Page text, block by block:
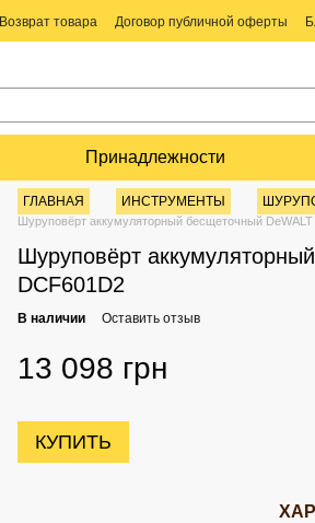
Возврат товара Договор публичной оферты
Принадлежности
ГЛАВНАЯ ИНСТРУМЕНТЫ
Шуруповёрт аккумуляторный бесщеточный
Шуруповёрт
DCF601D2
В наличии Оставить отзыв
13 098 грн
КУПИТЬ